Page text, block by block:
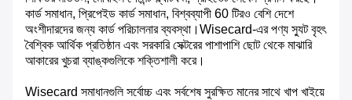
কার্ড সমাধান, প্রিপেইড কার্ড সমাধান, বিশ্বব্যাপী 60 টিরও বেশি দেশে
অংশীদারদের জন্য কার্ড পরিচালনার ব্যবস্থা।Wisecard-এর পণ্য স্যুট বৃহৎ
বৈশ্বিক আর্থিক প্রতিষ্ঠান এবং সরকারি সেক্টরের পাশাপাশি ছোট থেকে মাঝারি
আকারের খুচরা ব্যাঙ্কগুলিকে শক্তিশালী করে।
Wisecard সমাধানগুলি সর্বোচ্চ এবং সর্বশেষ সুরক্ষিত মানের সাথে খাপ খাইয়ে